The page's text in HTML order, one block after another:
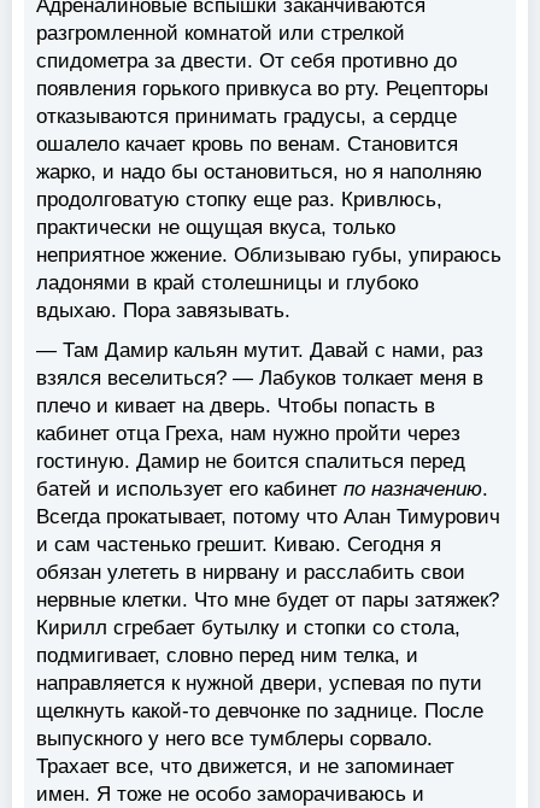
Адреналиновые вспышки заканчиваются
разгромленной комнатой или стрелкой
спидометра за двести. От себя противно до
появления горького привкуса во рту. Рецепторы
отказываются принимать градусы, а сердце
ошалело качает кровь по венам. Становится
жарко, и надо бы остановиться, но я наполняю
продолговатую стопку еще раз. Кривлюсь,
практически не ощущая вкуса, только
неприятное жжение. Облизываю губы, упираюсь
ладонями в край столешницы и глубоко
вдыхаю. Пора завязывать.
— Там Дамир кальян мутит. Давай с нами, раз
взялся веселиться? — Лабуков толкает меня в
плечо и кивает на дверь. Чтобы попасть в
кабинет отца Греха, нам нужно пройти через
гостиную. Дамир не боится спалиться перед
батей и использует его кабинет по назначению.
Всегда прокатывает, потому что Алан Тимурович
и сам частенько грешит. Киваю. Сегодня я
обязан улететь в нирвану и расслабить свои
нервные клетки. Что мне будет от пары затяжек?
Кирилл сгребает бутылку и стопки со стола,
подмигивает, словно перед ним телка, и
направляется к нужной двери, успевая по пути
щелкнуть какой-то девчонке по заднице. После
выпускного у него все тумблеры сорвало.
Трахает все, что движется, и не запоминает
имен. Я тоже не особо заморачиваюсь и